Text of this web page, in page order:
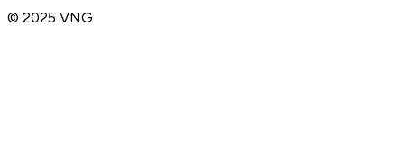
© 2025 VNG